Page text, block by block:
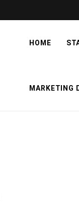
HOME
MARKETING